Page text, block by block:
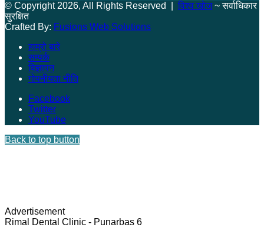
© Copyright 2026, All Rights Reserved | विश्व खोज~ सर्वाधिकार
सुरक्षित
Crafted By: Fusions Web Solutions
हाम्रो बारे
सम्पर्क
विज्ञापन
गोपनीयता नीति
Facebook
Twitter
YouTube
Back to top button
Advertisement
Rimal Dental Clinic - Punarbas 6